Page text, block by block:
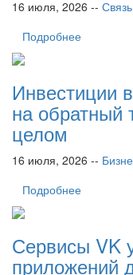
16 июля, 2026 -- Связь
Подробнее
Инвестиции
на обратный
целом
16 июля, 2026 --
Подробнее
Сервисы VK
приложений